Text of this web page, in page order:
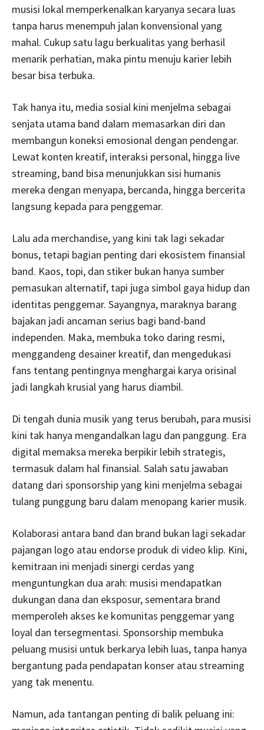
musisi lokal memperkenalkan karyanya secara luas
tanpa harus menempuh jalan konvensional yang
mahal. Cukup satu lagu berkualitas yang berhasil
menarik perhatian, maka pintu menuju karier lebih
besar bisa terbuka.
Tak hanya itu, media sosial kini menjelma sebagai
senjata utama band dalam memasarkan diri dan
membangun koneksi emosional dengan pendengar.
Lewat konten kreatif, interaksi personal, hingga live
streaming, band bisa menunjukkan sisi humanis
mereka dengan menyapa, bercanda, hingga bercerita
langsung kepada para penggemar.
Lalu ada merchandise, yang kini tak lagi sekadar
bonus, tetapi bagian penting dari ekosistem finansial
band. Kaos, topi, dan stiker bukan hanya sumber
pemasukan alternatif, tapi juga simbol gaya hidup dan
identitas penggemar. Sayangnya, maraknya barang
bajakan jadi ancaman serius bagi band-band
independen. Maka, membuka toko daring resmi,
menggandeng desainer kreatif, dan mengedukasi
fans tentang pentingnya menghargai karya orisinal
jadi langkah krusial yang harus diambil.
Di tengah dunia musik yang terus berubah, para musisi
kini tak hanya mengandalkan lagu dan panggung. Era
digital memaksa mereka berpikir lebih strategis,
termasuk dalam hal finansial. Salah satu jawaban
datang dari sponsorship yang kini menjelma sebagai
tulang punggung baru dalam menopang karier musik.
Kolaborasi antara band dan brand bukan lagi sekadar
pajangan logo atau endorse produk di video klip. Kini,
kemitraan ini menjadi sinergi cerdas yang
menguntungkan dua arah: musisi mendapatkan
dukungan dana dan eksposur, sementara brand
memperoleh akses ke komunitas penggemar yang
loyal dan tersegmentasi. Sponsorship membuka
peluang musisi untuk berkarya lebih luas, tanpa hanya
bergantung pada pendapatan konser atau streaming
yang tak menentu.
Namun, ada tantangan penting di balik peluang ini: